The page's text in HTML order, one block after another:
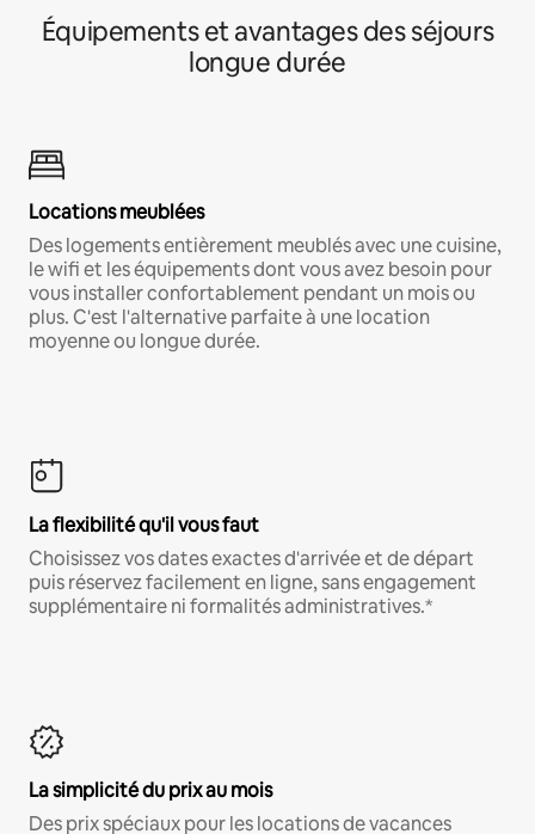
Équipements et avantages des séjours
longue durée
Locations meublées
Des logements entièrement meublés avec une cuisine,
le wifi et les équipements dont vous avez besoin pour
vous installer confortablement pendant un mois ou
plus. C'est l'alternative parfaite à une location
moyenne ou longue durée.
La flexibilité qu'il vous faut
Choisissez vos dates exactes d'arrivée et de départ
puis réservez facilement en ligne, sans engagement
supplémentaire ni formalités administratives.*
La simplicité du prix au mois
Des prix spéciaux pour les locations de vacances